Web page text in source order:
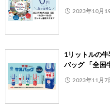
2023年10月
1リットルの
バッグ 「全国
2023年11月7